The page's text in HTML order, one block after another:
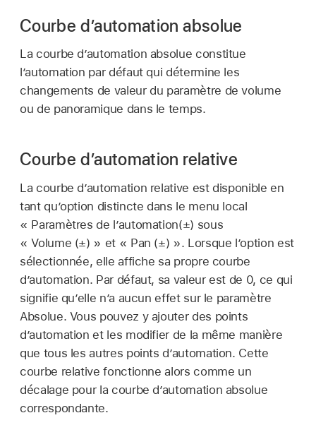
Courbe d’automation absolue
La courbe d’automation absolue constitue
l’automation par défaut qui détermine les
changements de valeur du paramètre de volume
ou de panoramique dans le temps.
Courbe d’automation relative
La courbe d’automation relative est disponible en
tant qu’option distincte dans le menu local
« Paramètres de l’automation(±) sous
« Volume (±) » et « Pan (±) ». Lorsque l’option est
sélectionnée, elle affiche sa propre courbe
d’automation. Par défaut, sa valeur est de 0, ce qui
signifie qu’elle n’a aucun effet sur le paramètre
Absolue. Vous pouvez y ajouter des points
d’automation et les modifier de la même manière
que tous les autres points d’automation. Cette
courbe relative fonctionne alors comme un
décalage pour la courbe d’automation absolue
correspondante.